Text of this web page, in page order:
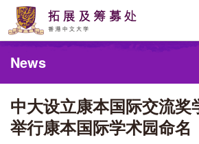
Skip
main
Main
content
News
中大设立康本国际交流奖
举行康本国际学术园命名